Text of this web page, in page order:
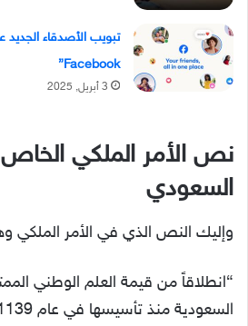
Facebook”
3 أبريل, 2025
نص الأمر الملكي
السعودي
وإليك النص الذي في الأمر الملكي
“انطلاقاً من قيمة العلم الوطني